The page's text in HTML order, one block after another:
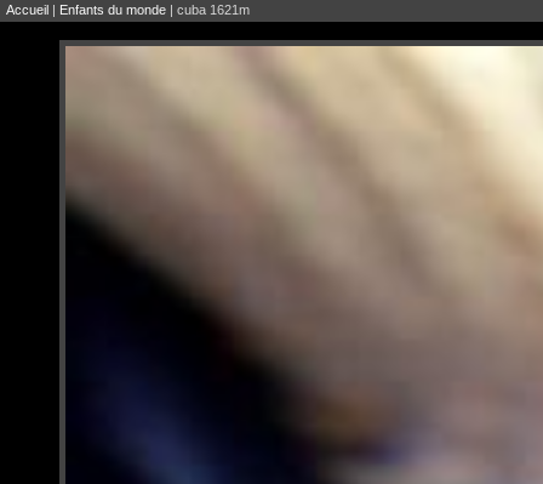
Accueil | Enfants du monde | cuba 1621m